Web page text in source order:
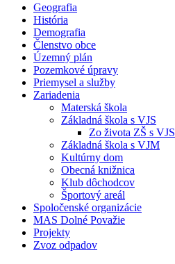
Geografia
História
Demografia
Členstvo obce
Územný plán
Pozemkové úpravy
Priemysel a služby
Zariadenia
Materská škola
Základná škola s VJS
Zo života ZŠ s VJS
Základná škola s VJM
Kultúrny dom
Obecná knižnica
Klub dôchodcov
Športový areál
Spoločenské organizácie
MAS Dolné Považie
Projekty
Zvoz odpadov